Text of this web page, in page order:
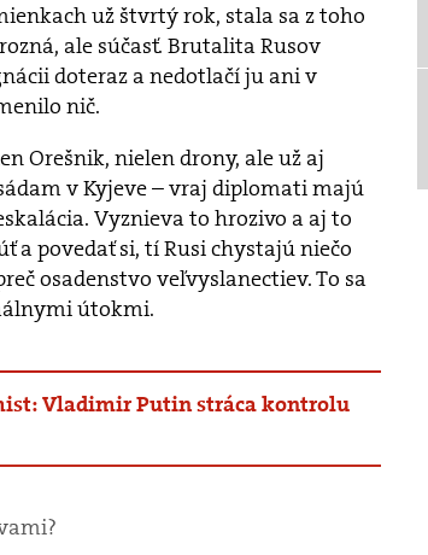
už štvrtý rok, stala sa z toho
ale súčasť. Brutalita Rusov
doteraz a nedotlačí ju ani v
nič.
Orešnik, nielen drony, ale už aj
v Kyjeve – vraj diplomati majú
Vyznieva to hrozivo a aj to
a povedať si, tí Rusi chystajú niečo
osadenstvo veľvyslanectiev. To sa
útokmi.
Vladimir Putin stráca kontrolu